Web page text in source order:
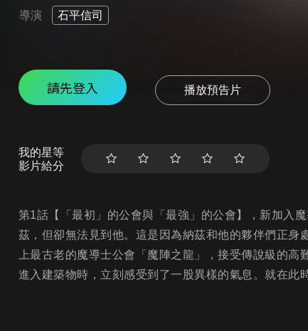
導演 石平信司
請先登入 播放預告片
我的星等
影片給分
第1話【「最初」的公會與「最強」的公會】，新加入
茲，但卻無法見到他。這是因為納茲和他的夥伴們正
上最古老的魔導士公會「魔陣之龍」，接受傳說級的
進入建築物時，立刻感受到了一股異樣的氣息。就在此